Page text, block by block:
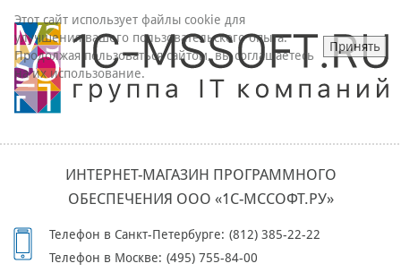
ИНТЕРНЕТ-МАГАЗИН ПРОГРАММНОГО
ОБЕСПЕЧЕНИЯ ООО «1С-МССОФТ.РУ»
Телефон в Санкт-Петербурге: (812) 385-22-22
Телефон в Москве: (495) 755-84-00
Этот сайт использует файлы cookie для
улучшения вашего пользовательского опыта.
Продолжая пользоваться сайтом, вы соглашаетесь
на их использование.
Принять